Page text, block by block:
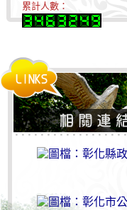
累計人數：